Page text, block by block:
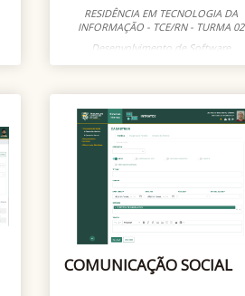
RESIDÊNCIA EM TECNOLOGIA DA
INFORMAÇÃO - TCE/RN - TURMA 02
Desenvolvimento de Software
COMUNICAÇÃO SOCIAL